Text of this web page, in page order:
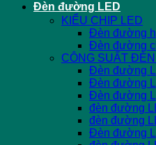
Đèn đường LED
KIỂU CHIP LED
Đèn đường
Đèn đường
CÔNG SUẤT
Đèn đường
Đèn đường
Đèn đường
đèn đường
đèn đường
Đèn đường